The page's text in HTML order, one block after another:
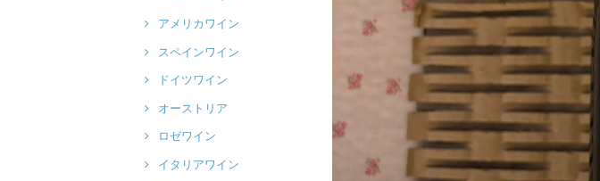
アメリカワイン
スペインワイン
ドイツワイン
オーストリア
ロゼワイン
イタリアワイン